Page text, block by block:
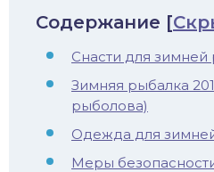
Содержание [
Снасти для зимней
Зимняя рыбалка
рыболова)
Одежда для
Меры